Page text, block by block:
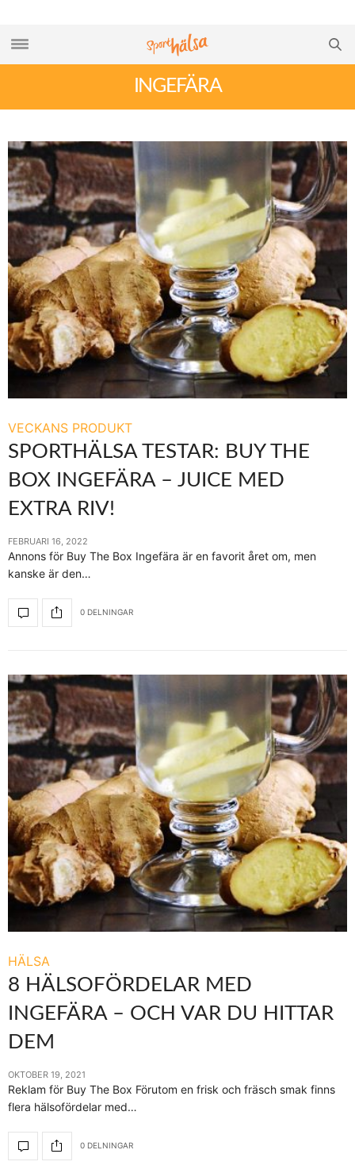
INGEFÄRA
VECKANS PRODUKT
SPORTHÄLSA TESTAR: BUY THE
BOX INGEFÄRA – JUICE MED
EXTRA RIV!
FEBRUARI 16, 2022
Annons för Buy The Box Ingefära är en favorit året om, men
kanske är den…
0 DELNINGAR
HÄLSA
8 HÄLSOFÖRDELAR MED
INGEFÄRA – OCH VAR DU HITTAR
DEM
OKTOBER 19, 2021
Reklam för Buy The Box Förutom en frisk och fräsch smak finns
flera hälsofördelar med…
0 DELNINGAR